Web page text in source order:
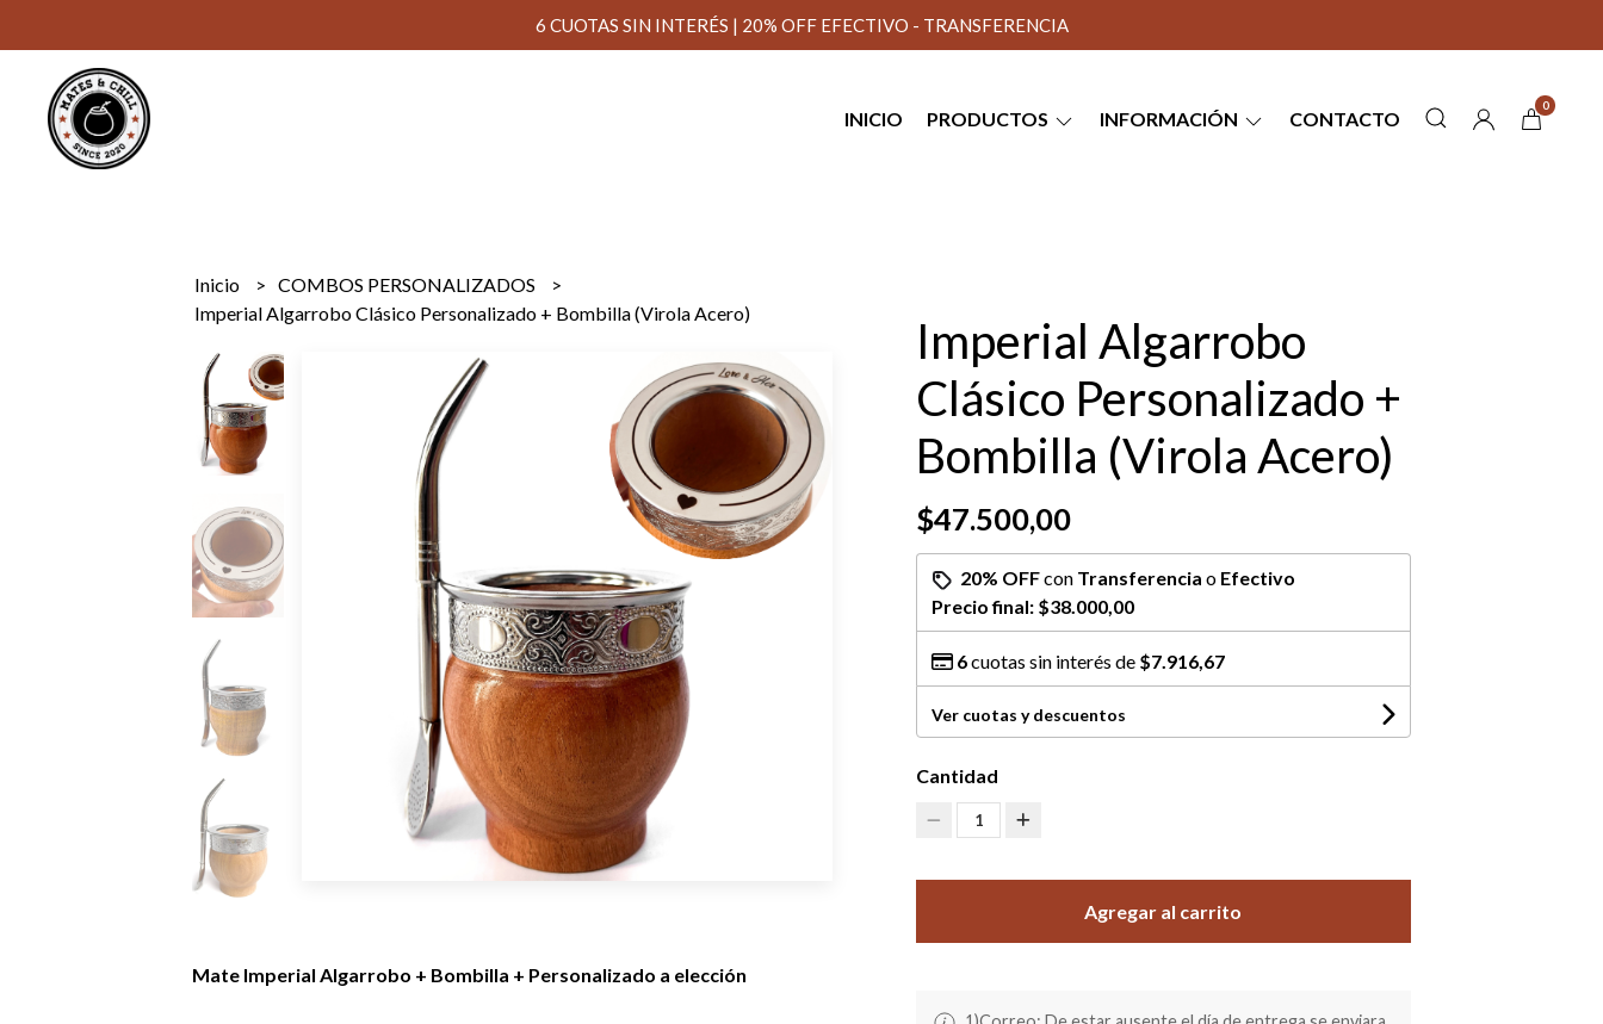
6 CUOTAS SIN INTERÉS | 20% OFF EFECTIVO - TRANSFERENCIA
INICIO PRODUCTOS INFORMACIÓN CONTACTO
0
Inicio
COMBOS PERSONALIZADOS
Imperial Algarrobo Clásico Personalizado + Bombilla (Virola Acero)
Mate Imperial Algarrobo + Bombilla + Personalizado a elección
Imperial Algarrobo
Clásico Personalizado +
Bombilla (Virola Acero)
$47.500,00
20% OFFcon Transferencia o Efectivo
Precio final: $38.000,00
6cuotas sin interés de $7.916,67
Ver cuotas y descuentos
Cantidad
1
Agregar al carrito